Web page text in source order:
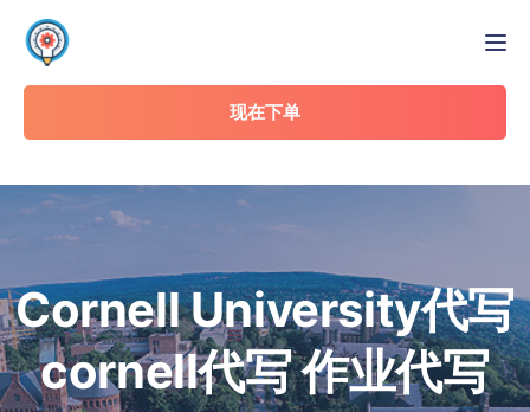
现在下单
Cornell University代写
cornell代写 作业代写